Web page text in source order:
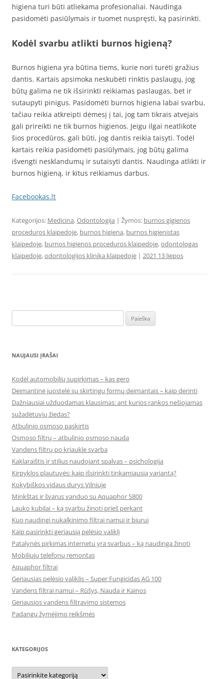
higiena turi būti atliekama profesionaliai. Naudinga
pasidomėti pasiūlymais ir tuomet nuspręsti, ką pasirinkti.
Kodėl svarbu atlikti burnos higieną?
Burnos higiena yra būtina tiems, kurie nori turėti gražius
dantis. Kartais apsimoka neskubėti rinktis paslaugų, jog
būtų galima ne tik išsirinkti reikiamas paslaugas, bet ir
sutaupyti pinigus. Pasidomėti burnos higiena labai svarbu,
tačiau reikia atkreipti dėmesį į tai, jog tam tikrais atvejais
gali prireikti ne tik burnos higienos. Jeigu ilgai neatlikote
šios procedūros, gali būti, jog dantis reikia taisyti. Todėl
kartais reikia pasidomėti pasiūlymais, jog būtų galima
išvengti nesklandumų ir sutaisyti dantis. Naudinga atlikti ir
burnos higieną, ir kitus reikiamus darbus.
Facebookas.lt
Kategorijos: Medicina,Odontologija | Žymos: burnos gigienos
proceduros klaipedoje, burnos higiena, burnos higienistas
klaipedoje, burnos higienos proceduros klaipedoje,odontologas
klaipedoje,odontologijos klinika klaipedoje | 2021 13 liepos
NAUJAUSI ĮRAŠAI
Kodėl automobilių supirkimas – kas gero
Deimantinė juostelė su skirtingų formų deimantais – kaip derinti
Dažniausiai užduodamas klausimas: ant kurios rankos nešiojamas
sužadėtuvių žiedas?
Atbulinio osmoso paskirtis
Osmoso filtrų – atbulinio osmoso nauda
Vandens filtrų po kriaukle svarba
Kaklaraištis ir stilius naudojant spalvas – psichologija
Kirpyklos plautuvės: kaip išsirinkti tinkamiausią variantą?
Kokybiškos vidaus durys Vilniuje
Minkštas ir švarus vanduo su Aquaphor S800
Lauko kubilai – ką svarbu žinoti prieš perkant
Kuo naudingi nukalkinimo filtrai namui ir biurui
Kaip pasirinkti geriausią pelėsio valiklį
Patalynės pirkimas internetu yra svarbus – ką naudinga žinoti
Mobiliųjų telefonų remontas
Aquaphor filtrai
Geriausias pelėsio valiklis – Super Fungicidas AG 100
Vandens filtrai namui – Rūšys, Nauda ir Kainos
Geriausios vandens filtravimo sistemos
Padangų žymėjimo reikšmės
KATEGORIJOS
Kategorijos